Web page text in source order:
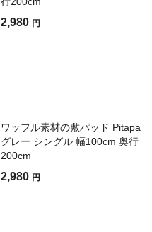
2,980 円
ワッフル素材の敷パッド Pitapa
グレー シングル 幅100cm 奥行
200cm
2,980 円